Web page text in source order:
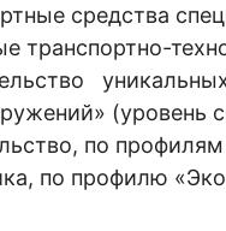
средства
транспортно-
(уровень
по
по профилю